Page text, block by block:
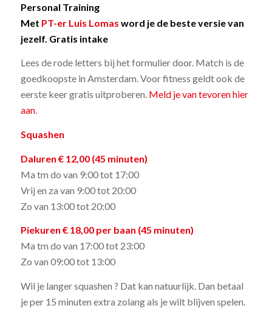
Personal Training
Met PT-er Luis Lomas word je de beste versie van
jezelf. Gratis intake
Lees de rode letters bij het formulier door. Match is de
goedkoopste in Amsterdam. Voor fitness geldt ook de
eerste keer gratis uitproberen. Meld je van tevoren hier
aan.
Squashen
Daluren € 12,00 (45 minuten)
Ma tm do van 9:00 tot 17:00
Vrij en za van 9:00 tot 20:00
Zo van 13:00 tot 20:00
Piekuren € 18,00 per baan (45 minuten)
Ma tm do van 17:00 tot 23:00
Zo van 09:00 tot 13:00
Wil je langer squashen ? Dat kan natuurlijk. Dan betaal
je per 15 minuten extra zolang als je wilt blijven spelen.